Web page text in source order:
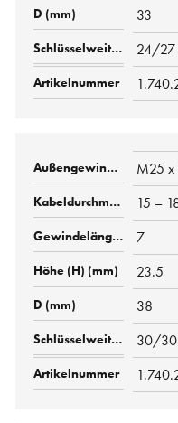
33
24/27
M25 x
15 –
7
23.5
38
30/30